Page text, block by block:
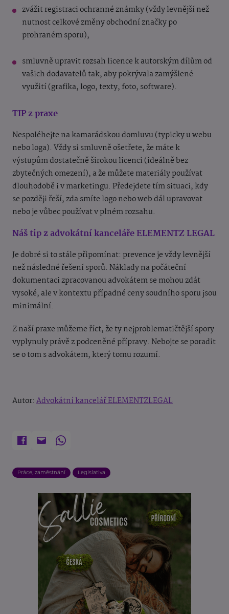
zvážit registraci ochranné známky (vždy levnější než
nutnost celkové změny obchodní značky po
prohraném sporu),
smluvně upravit rozsah licence k autorským dílům od
vašich dodavatelů tak, aby pokrývala zamýšlené
využití (grafika, logo, texty, foto, software).
TIP z praxe
Nespoléhejte na kamarádskou domluvu (typicky u webu
nebo loga). Vždy si smluvně ošetřete, že máte k
výstupům dostatečně širokou licenci (ideálně bez
zbytečných omezení), a že můžete materiály používat
dlouhodobě i v marketingu. Předejdete tím situaci, kdy
se později řeší, zda smíte logo nebo web dál upravovat
nebo je vůbec používat v plném rozsahu.
Náš tip z advokátní kanceláře ELEMENTZ LEGAL
Je dobré si to stále připomínat: prevence je vždy levnější
než následné řešení sporů. Náklady na počáteční
dokumentaci zpracovanou advokátem se mohou zdát
vysoké, ale v kontextu případné ceny soudního sporu jsou
minimální.
Z naší praxe můžeme říct, že ty nejproblematičtější spory
vyplynuly právě z podceněné přípravy. Nebojte se poradit
se o tom s advokátem, který tomu rozumí.
Autor: Advokátní kancelář ELEMENTZLEGAL
Práce, zaměstnání Legislativa